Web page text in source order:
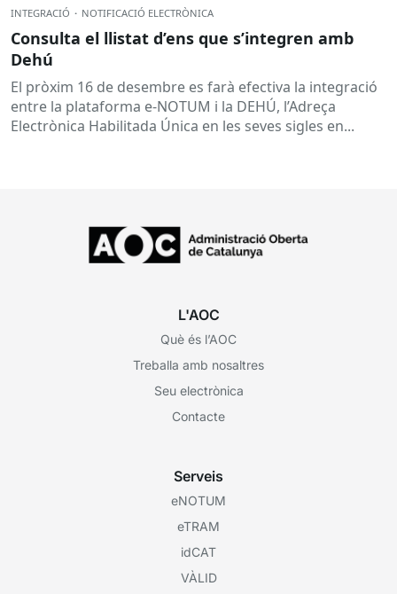
INTEGRACIÓ · NOTIFICACIÓ ELECTRÒNICA
Consulta el llistat d’ens que s’integren amb
Dehú
El pròxim 16 de desembre es farà efectiva la integració
entre la plataforma e-NOTUM i la DEHÚ, l’Adreça
Electrònica Habilitada Única en les seves sigles en...
L'AOC
Què és l’AOC
Treballa amb nosaltres
Seu electrònica
Contacte
Serveis
eNOTUM
eTRAM
idCAT
VÀLID